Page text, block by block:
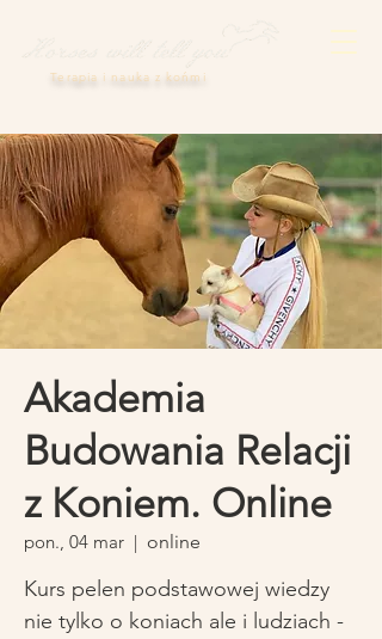
Terapia i nauka z końmi
Akademia
Budowania Relacji
z Koniem. Online
pon., 04 mar
  |
online
Kurs pelen podstawowej wiedzy
nie tylko o koniach ale i ludziach -